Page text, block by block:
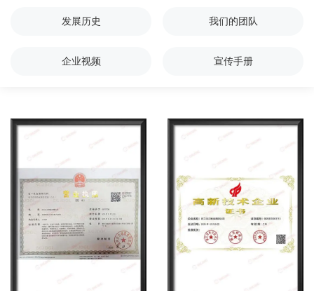
发展历史 我们的团队
企业视频 宣传手册